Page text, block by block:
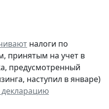
налоги по
принятым на учет в
предусмотренный
наступил в январе)